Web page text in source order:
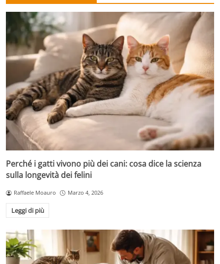
Perché i gatti vivono più dei cani: cosa dice la scienza
sulla longevità dei felini
Raffaele Moauro Marzo 4, 2026
Leggi di più